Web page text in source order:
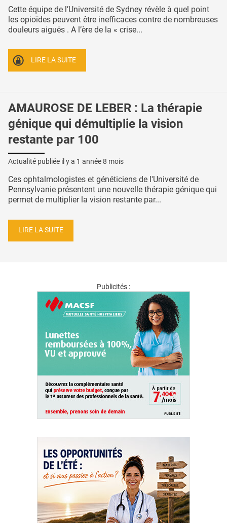
Cette équipe de l’Université de Sydney révèle à quel point
les opioïdes peuvent être inefficaces contre de nombreuses
douleurs aiguës . A l’ère de la « crise...
LIRE LA SUITE
AMAUROSE DE LEBER : La thérapie
génique qui démultiplie la vision
restante par 100
Actualité publiée il y a 1 année 8 mois
Ces ophtalmologistes et généticiens de l'Université de
Pennsylvanie présentent une nouvelle thérapie génique qui
permet de multiplier la vision restante par...
LIRE LA SUITE
Publicités :